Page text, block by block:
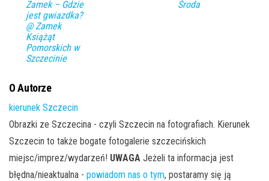
Zamek – Gdzie
jest gwiazdka?
@ Zamek
Książąt
Pomorskich w
Szczecinie
Środa
O Autorze
kierunek Szczecin
Obrazki ze Szczecina - czyli Szczecin na fotografiach. Kierunek
Szczecin to także bogate fotogalerie szczecińskich
miejsc/imprez/wydarzeń! UWAGA Jeżeli ta informacja jest
błędna/nieaktualna - powiadom nas o tym, postaramy się ją